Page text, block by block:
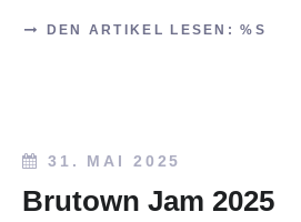
DEN ARTIKEL LESEN: %S
31. MAI 2025
Brutown Jam 2025